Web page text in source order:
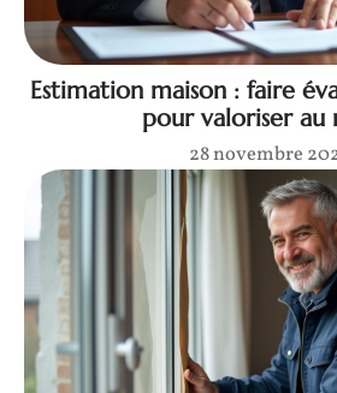
Estimation maison : faire
pour valoriser au
28 novembre